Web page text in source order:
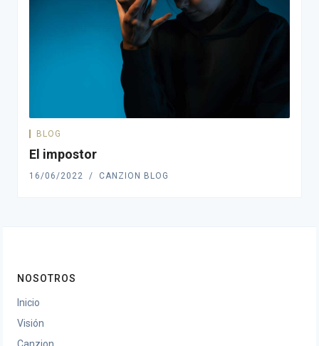
BLOG
El impostor
16/06/2022 CANZION BLOG
NOSOTROS
Inicio
Visión
Canzion